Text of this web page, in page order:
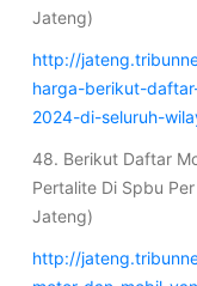
Jateng)
http://
harga-berikut-
2024-di-seluruh-
48. Berikut Daftar
Pertalite Di Spbu
Jateng)
http://